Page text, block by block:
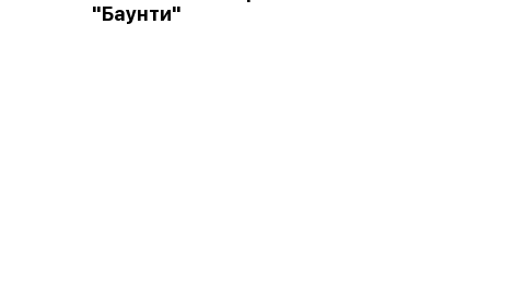
"Баунти"